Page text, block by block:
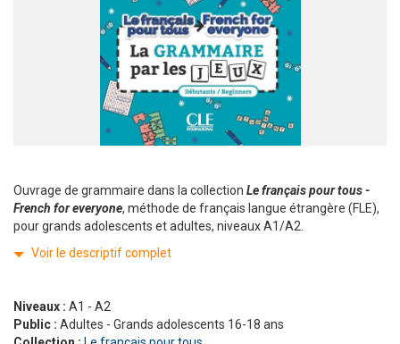
Ouvrage de grammaire dans la collection Le français pour tous -
French for everyone, méthode de français langue étrangère (FLE),
pour grands adolescents et adultes, niveaux A1/A2.
Voir le descriptif complet
Niveaux : A1 - A2
Public : Adultes - Grands adolescents 16-18 ans